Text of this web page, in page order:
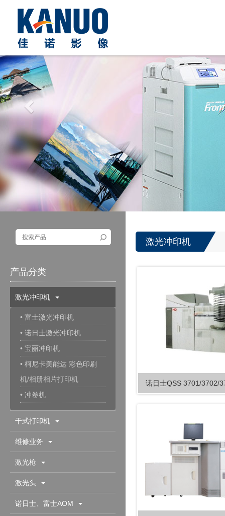
Previous
产品分类
激光冲印机
• 富士激光冲印机
• 诺日士激光冲印机
• 宝丽冲印机
• 柯尼卡美能达 彩色印刷
机/相册相片打印机
• 冲卷机
干式打印机
维修业务
激光枪
激光头
诺日士、富士AOM
激光冲印机
诺日士QSS 3701/3702/